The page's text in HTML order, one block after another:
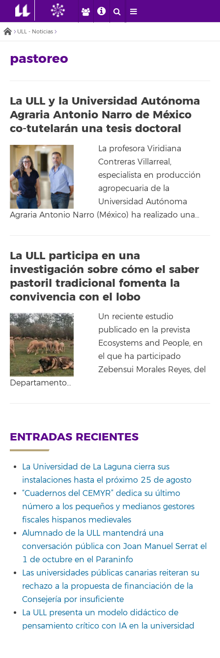
ULL - Noticias
pastoreo
La ULL y la Universidad Autónoma
Agraria Antonio Narro de México
co-tutelarán una tesis doctoral
La profesora Viridiana
Contreras Villarreal,
especialista en producción
agropecuaria de la
Universidad Autónoma
Agraria Antonio Narro (México) ha realizado una…
La ULL participa en una
investigación sobre cómo el saber
pastoril tradicional fomenta la
convivencia con el lobo
Un reciente estudio
publicado en la prevista
Ecosystems and People, en
el que ha participado
Zebensui Morales Reyes, del
Departamento…
ENTRADAS RECIENTES
La Universidad de La Laguna cierra sus
instalaciones hasta el próximo 25 de agosto
“Cuadernos del CEMYR” dedica su último
número a los pequeños y medianos gestores
fiscales hispanos medievales
Alumnado de la ULL mantendrá una
conversación pública con Joan Manuel Serrat el
1 de octubre en el Paraninfo
Las universidades públicas canarias reiteran su
rechazo a la propuesta de financiación de la
Consejería por insuficiente
La ULL presenta un modelo didáctico de
pensamiento crítico con IA en la universidad